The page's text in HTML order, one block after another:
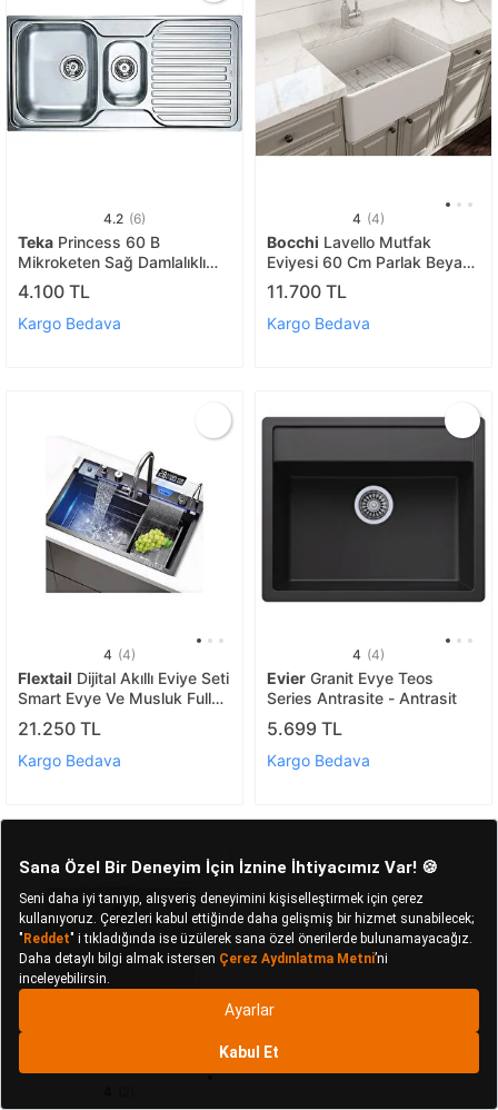
4.2 (6)
Teka Princess 60 B
Mikroketen Sağ Damlalıklı
Eviye Mtf.evy.40109151
4.100 TL
Kargo Bedava
4 (4)
Bocchi Lavello Mutfak
Eviyesi 60 Cm Parlak Beyaz
1137-001-0120-03
11.700 TL
Kargo Bedava
4 (4)
Flextail Dijital Akıllı Eviye Seti
Smart Evye Ve Musluk Full
Set
21.250 TL
Kargo Bedava
4 (4)
Evier Granit Evye Teos
Series Antrasite - Antrasit
5.699 TL
Kargo Bedava